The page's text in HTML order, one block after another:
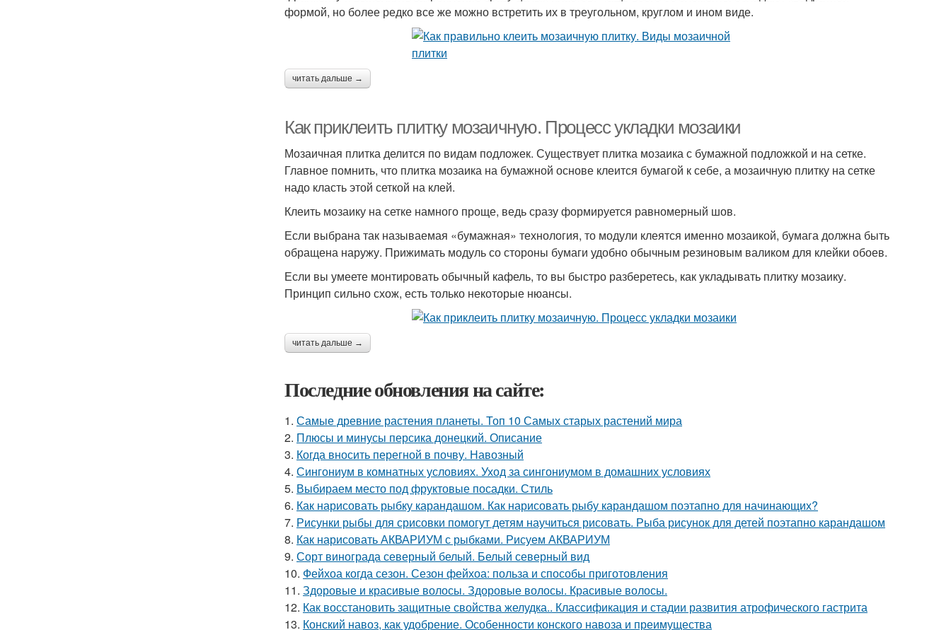
формой, но более редко все же можно встретить их в треугольном, круглом и ином виде.
читать дальше →
Как приклеить плитку мозаичную. Процесс укладки мозаики
Мозаичная плитка делится по видам подложек. Существует плитка мозаика с бумажной подложкой и на сетке.
Главное помнить, что плитка мозаика на бумажной основе клеится бумагой к себе, а мозаичную плитку на сетке
надо класть этой сеткой на клей.
Клеить мозаику на сетке намного проще, ведь сразу формируется равномерный шов.
Если выбрана так называемая «бумажная» технология, то модули клеятся именно мозаикой, бумага должна быть
обращена наружу. Прижимать модуль со стороны бумаги удобно обычным резиновым валиком для клейки обоев.
Если вы умеете монтировать обычный кафель, то вы быстро разберетесь, как укладывать плитку мозаику.
Принцип сильно схож, есть только некоторые нюансы.
читать дальше →
Последние обновления на сайте:
1. Самые древние растения планеты. Топ 10 Самых старых растений мира
2. Плюсы и минусы персика донецкий. Описание
3. Когда вносить перегной в почву. Навозный
4. Сингониум в комнатных условиях. Уход за сингониумом в домашних условиях
5. Выбираем место под фруктовые посадки. Стиль
6. Как нарисовать рыбку карандашом. Как нарисовать рыбу карандашом поэтапно для начинающих?
7. Рисунки рыбы для срисовки помогут детям научиться рисовать. Рыба рисунок для детей поэтапно карандашом
8. Как нарисовать АКВАРИУМ с рыбками. Рисуем АКВАРИУМ
9. Сорт винограда северный белый. Белый северный вид
10. Фейхоа когда сезон. Сезон фейхоа: польза и способы приготовления
11. Здоровые и красивые волосы. Здоровые волосы. Красивые волосы.
12. Как восстановить защитные свойства желудка.. Классификация и стадии развития атрофического гастрита
13. Конский навоз, как удобрение. Особенности конского навоза и преимущества